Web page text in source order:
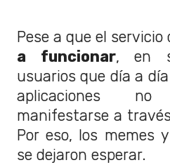
Pese a que el servicio
a funcionar, en
usuarios que día a
aplicaciones
manifestarse a
Por eso, los memes
se dejaron esperar.